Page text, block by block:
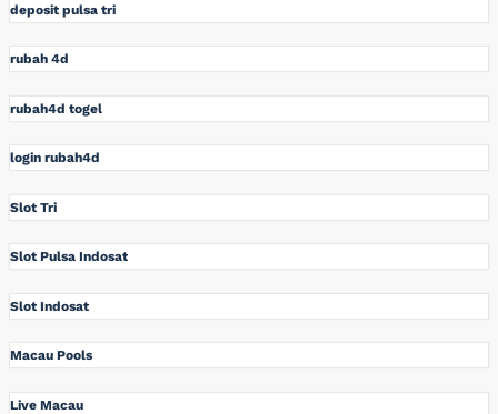
deposit pulsa tri
rubah 4d
rubah4d togel
login rubah4d
Slot Tri
Slot Pulsa Indosat
Slot Indosat
Macau Pools
Live Macau